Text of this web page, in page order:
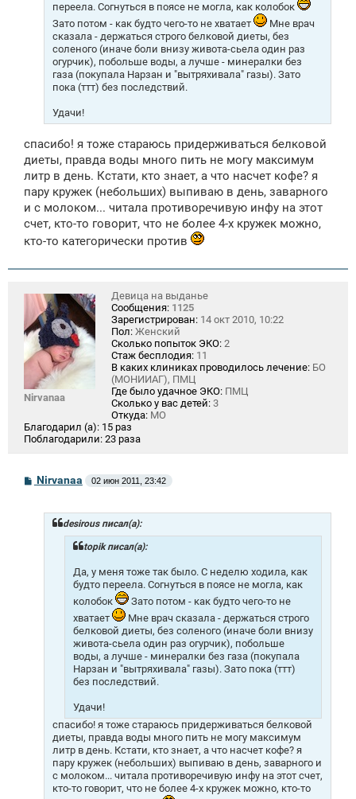
переела. Согнуться в поясе не могла, как колобок
Зато потом - как будто чего-то не хватает
Мне врач
сказала - держаться строго белковой диеты, без
соленого (иначе боли внизу живота-сьела один раз
огурчик), побольше воды, а лучше - минералки без
газа (покупала Нарзан и "вытряхивала" газы). Зато
пока (ттт) без последствий.
Удачи!
спасибо! я тоже стараюсь придерживаться белковой
диеты, правда воды много пить не могу максимум
литр в день. Кстати, кто знает, а что насчет кофе? я
пару кружек (небольших) выпиваю в день, заварного
и с молоком... читала противоречивую инфу на этот
счет, кто-то говорит, что не более 4-х кружек можно,
кто-то категорически против
Nirvanaa
Девица на выданье
Сообщения: 1125
Зарегистрирован: 14 окт 2010, 10:22
Пол: Женский
Сколько попыток ЭКО: 2
Стаж бесплодия: 11
В каких клиниках проводилось лечение: БО
(МОНИИАГ), ПМЦ
Где было удачное ЭКО: ПМЦ
Сколько у вас детей: 3
Откуда: МО
Благодарил (а): 15 раз
Поблагодарили: 23 раза
С
о
Nirvanaa 02 июн 2011, 23:42
desirous писал(а):
topik писал(а):
Да, у меня тоже так было. С неделю ходила, как
будто переела. Согнуться в поясе не могла, как
колобок
Зато потом - как будто чего-то не
хватает
Мне врач сказала - держаться строго
белковой диеты, без соленого (иначе боли внизу
живота-сьела один раз огурчик), побольше
воды, а лучше - минералки без газа (покупала
Нарзан и "вытряхивала" газы). Зато пока (ттт)
без последствий.
Удачи!
спасибо! я тоже стараюсь придерживаться белковой
диеты, правда воды много пить не могу максимум
литр в день. Кстати, кто знает, а что насчет кофе? я
пару кружек (небольших) выпиваю в день, заварного и
с молоком... читала противоречивую инфу на этот счет,
кто-то говорит, что не более 4-х кружек можно, кто-то